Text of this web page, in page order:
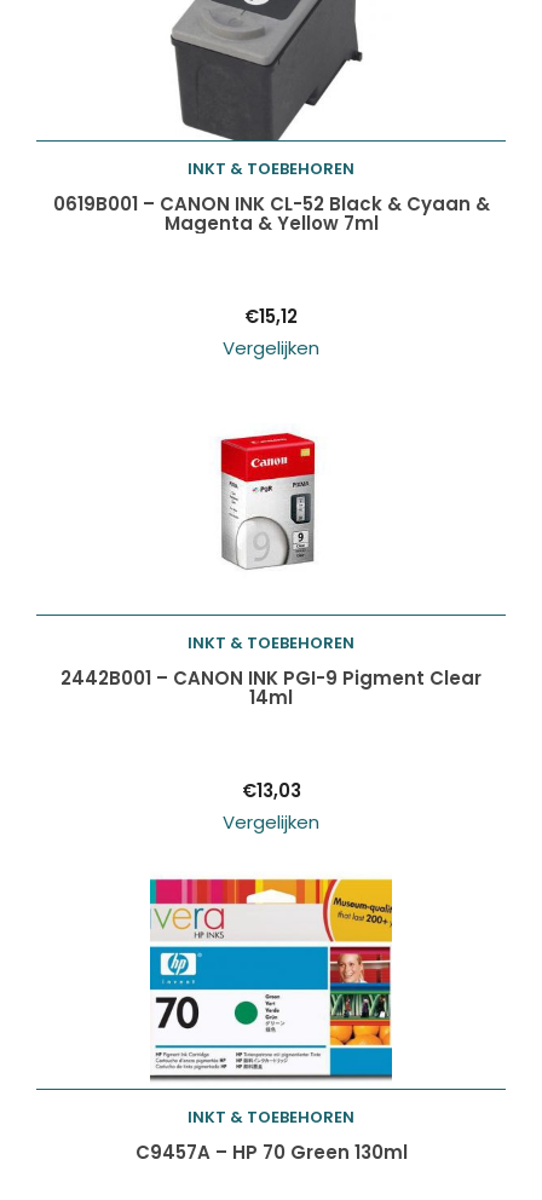
Toevoegen aan
INKT & TOEBEHOREN
0619B001 – CANON INK CL-52 Black & Cyaan &
Magenta & Yellow 7ml
€15,12
Vergelijken
Toevoegen aan
INKT & TOEBEHOREN
2442B001 – CANON INK PGI-9 Pigment Clear
14ml
€13,03
Vergelijken
Toevoegen aan
INKT & TOEBEHOREN
C9457A – HP 70 Green 130ml